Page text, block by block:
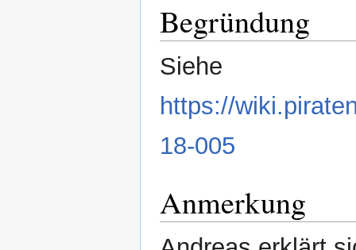
Begründung
Siehe
https://
18-005
Anmerkung